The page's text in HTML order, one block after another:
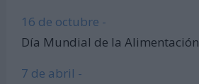
16 de octubre -
Día Mundial de la Alimentación
7 de abril -